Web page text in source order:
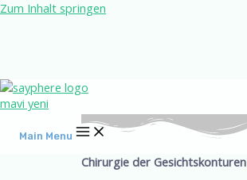
Zum Inhalt springen
Main Menu
Chirurgie der Gesichtskonturen